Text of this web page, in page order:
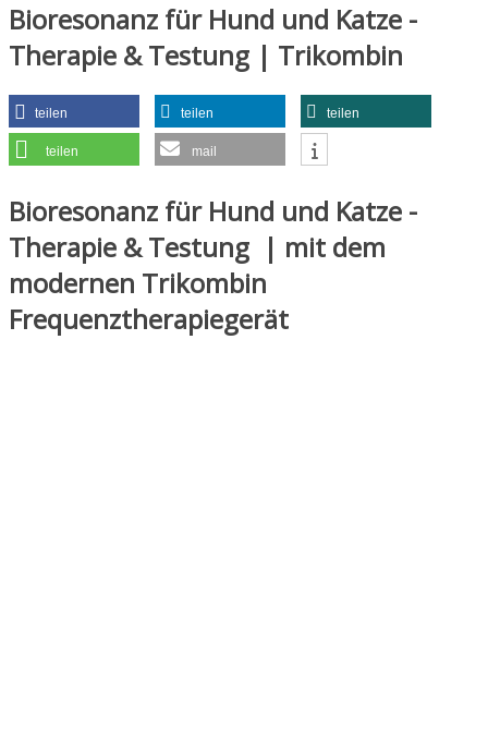
Bioresonanz für Hund und Katze -
Therapie & Testung | Trikombin
teilen teilen teilen
teilen mail
Bioresonanz für Hund und Katze -
Therapie & Testung | mit dem
modernen Trikombin
Frequenztherapiegerät